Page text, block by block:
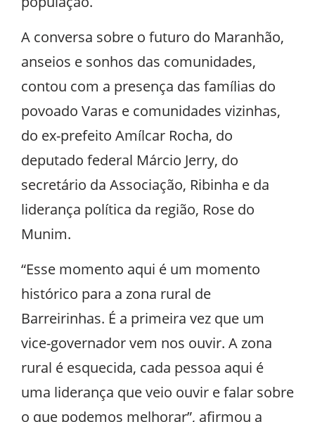
A conversa sobre o futuro do Maranhão,
anseios e sonhos das comunidades,
contou com a presença das famílias do
povoado Varas e comunidades vizinhas,
do ex-prefeito Amílcar Rocha, do
deputado federal Márcio Jerry, do
secretário da Associação, Ribinha e da
liderança política da região, Rose do
Munim.
“Esse momento aqui é um momento
histórico para a zona rural de
Barreirinhas. É a primeira vez que um
vice-governador vem nos ouvir. A zona
rural é esquecida, cada pessoa aqui é
uma liderança que veio ouvir e falar sobre
o que podemos melhorar”, afirmou a